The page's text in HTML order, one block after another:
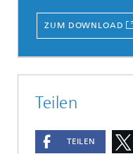
ZUM DOWNLOAD
Teilen
TEILEN